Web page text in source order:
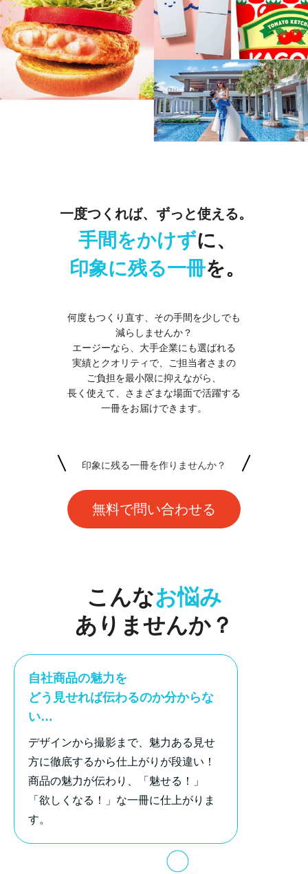
一度つくれば、ずっと使える。
手間をかけずに、
印象に残る一冊を。
何度もつくり直す、その手間を少しでも
減らしませんか？
エージーなら、大手企業にも選ばれる
実績とクオリティで、ご担当者さまの
ご負担を最小限に抑えながら、
長く使えて、さまざまな場面で活躍する
一冊をお届けできます。
印象に残る一冊を作りませんか？
無料で問い合わせる
こんなお悩み
ありませんか？
自社商品の魅力を
どう見せれば伝わるのか分からな
い…
デザインから撮影まで、魅力ある見せ
方に徹底するから仕上がりが段違い！
商品の魅力が伝わり、「魅せる！」
「欲しくなる！」な一冊に仕上がりま
す。